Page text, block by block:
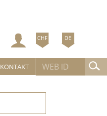
CHF DE
KONTAKT